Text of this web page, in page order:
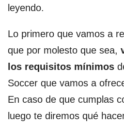
leyendo.
Lo primero que vamos a
que por molesto que sea,
los requisitos mínimos
Soccer que vamos a
En caso de que cumplas
luego te diremos qué